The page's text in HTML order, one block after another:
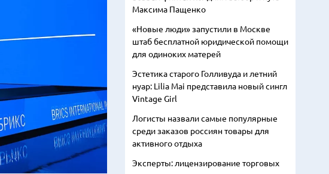
Максима Пащенко
«Новые люди» запустили в Москве
штаб бесплатной юридической помощи
для одиноких матерей
Эстетика старого Голливуда и летний
нуар: Lilia Mai представила новый сингл
Vintage Girl
Логисты назвали самые популярные
среди заказов россиян товары для
активного отдыха
Эксперты: лицензирование торговых